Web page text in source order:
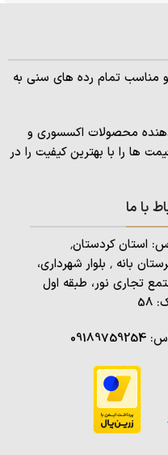
مناسب تمام رده های سنی به
دهنده محصولات اکسسوری و
ها را با بهترین کیفیت را در
با ما
آدرس: استان کردستان٬
شهرستان بانه ٬ بلوار شهرداری،
تجاری نور، طبقه اول
58
09189759254